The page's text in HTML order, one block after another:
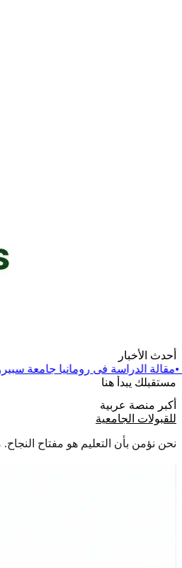
أحدث الأخبار
رومانيا جامعة سبيرو هارييت •مقالة
مستقبلك يبدأ هنا
أكبر منصة عربية
للقبولات الجامعية
نحن نؤمن بأن التعليم هو مفتاح